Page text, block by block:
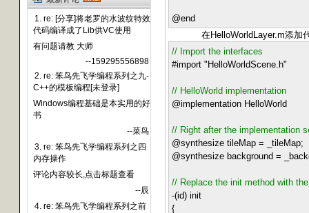
1. re: [分享]将老罗的水波纹特效
代码编译成了Lib供VC使用
有问题请教 大师
--159295556898
2. re: 笨鸟先飞学编程系列之九-
C++的模板编程[未登录]
Windows编程基础是本实用的好
书
--菜鸟
3. re: 笨鸟先飞学编程系列之四
内存操作
评论内容较长,点击标题查看
--辰
4. re: 笨鸟先飞学编程系列之前
@end
在HelloWorldLayer.m添加
// Import the interfaces
#import " HelloWorldScene.h"
// HelloWorld implementation
@implementation HelloWorld
// Right after the implementation
@synthesize tileMap = _tileMap;
@synthesize background =
// Replace the init method with
-(id) init
{